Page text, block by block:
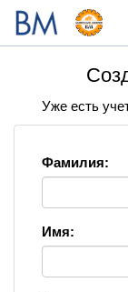
Уже есть
Фамилия:
Имя: